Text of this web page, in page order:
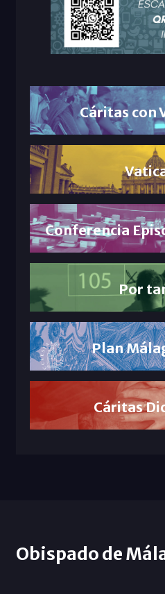
Cáritas con
Conferencia
Por
Plan
Cáritas
Obispado de